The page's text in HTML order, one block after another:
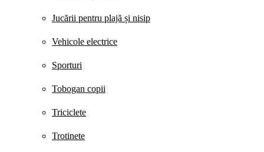
Jucării pentru plajă și nisip
Vehicole electrice
Sporturi
Tobogan copii
Triciclete
Trotinete